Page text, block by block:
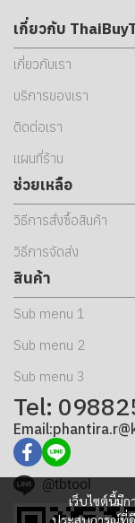
เว็บไซต์นี้มี
ประสบการณ์ที่ดี
เกี่ยวกับ
เกี่ยวกับเรา
บริการของเรา
ติดต่อเรา
แผนที่ร้าน
ช่วยเหลือ
วิธีการสั่งซื้อสินค้า
วิธีการจัดส่ง
สินค้า
Sub menu 1
Sub menu 2
Sub menu 3
Tel:
@tbtool